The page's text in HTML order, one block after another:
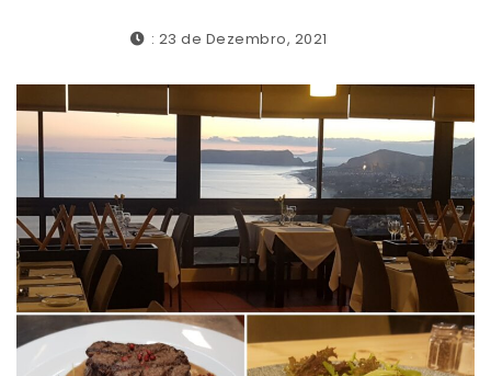
: 23 de Dezembro, 2021